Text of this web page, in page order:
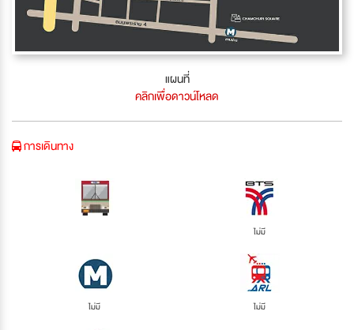
แผนที่
คลิกเพื่อดาวน์โหลด
การเดินทาง
ไม่มี
ไม่มี ไม่มี